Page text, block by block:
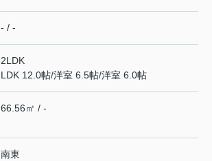
- / -
2LDK
LDK 12.0帖/洋室 6.5帖/洋室 6.0帖
66.56㎡ / -
南東